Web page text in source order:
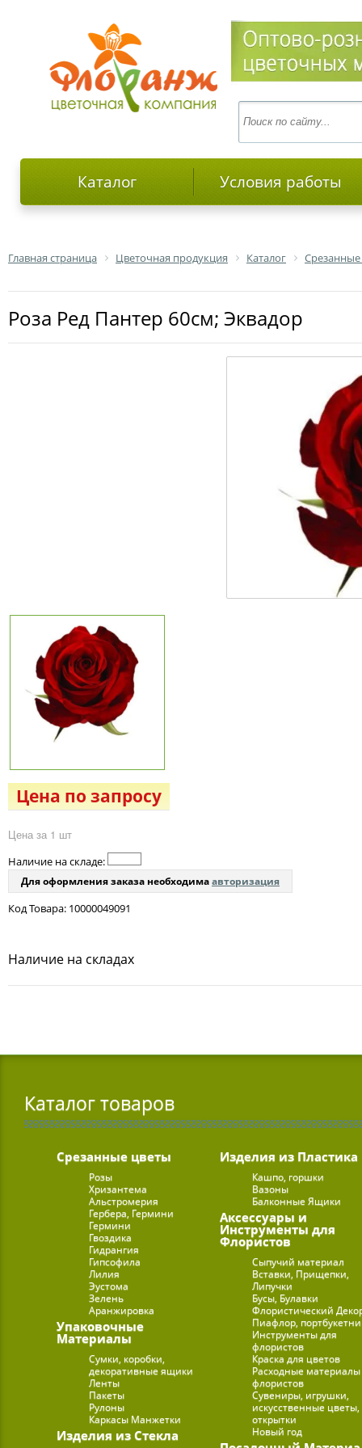
Каталог Условия работы
Главная страница Цветочная продукция Каталог
роза Ред Пантер 60см; Эквадор
Цена по запросу
Цена за 1 шт
Наличие на складе:
Для оформления заказа необходимаавторизация
Код Товара: 10000049091
Наличие на складах
Каталог товаров
Срезанные цветы
Розы
Хризантема
Альстромерия
Гербера, Гермини
Гермини
Гвоздика
Гидрангия
Гипсофила
Лилия
Эустома
Зелень
Аранжировка
Упаковочные
Материалы
Сумки, коробки,
декоративные ящики
Ленты
Пакеты
Рулоны
Каркасы Манжетки
Изделия из Стекла
Изделия из Пластика
Кашпо, горшки
Вазоны
Балконные Ящики
Аксессуары и
Инструменты для
Флористов
Сыпучий материал
Вставки, Прищепки,
Липучки
Бусы, Булавки
Флористический
Пиафлор,
Инструменты для
флористов
Краска для цветов
Расходные
флористов
Сувениры, игрушки,
искусственные цветы,
открытки
Новый год